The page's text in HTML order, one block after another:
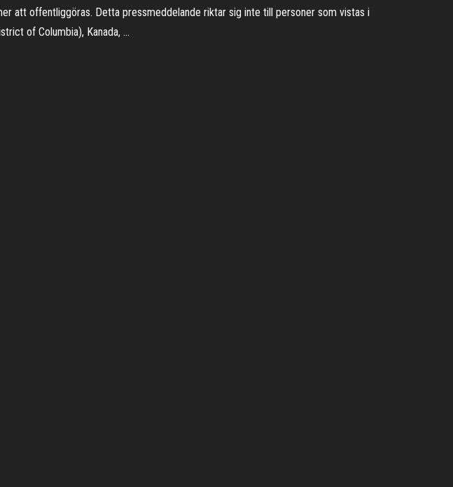
att offentliggöras. Detta pressmeddelande riktar sig inte till personer som vistas i
of Columbia), Kanada, …